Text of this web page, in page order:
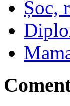
Șoc,